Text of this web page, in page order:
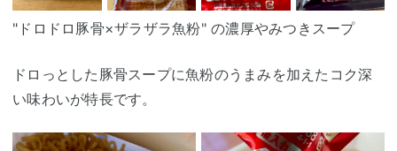
"ドロドロ豚骨×ザラザラ魚粉" の濃厚やみつきスープ
ドロっとした豚骨スープに魚粉のうまみを加えたコク深
い味わいが特長です。